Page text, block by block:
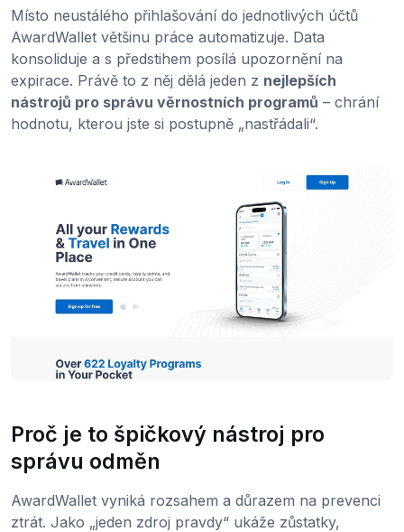
Místo neustálého přihlašování do jednotlivých účtů
AwardWallet většinu práce automatizuje. Data
konsoliduje a s předstihem posílá upozornění na
expirace. Právě to z něj dělá jeden z nejlepších
nástrojů pro správu věrnostních programů – chrání
hodnotu, kterou jste si postupně „nastřádali“.
Proč je to špičkový nástroj pro
správu odměn
AwardWallet vyniká rozsahem a důrazem na prevenci
ztrát. Jako „jeden zdroj pravdy“ ukáže zůstatky,